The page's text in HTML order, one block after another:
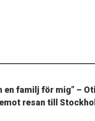
en familj för mig” –
emot resan till